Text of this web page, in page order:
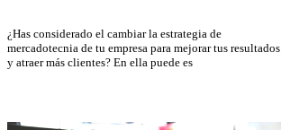
¿Has considerado el cambiar la estrategia de
mercadotecnia de tu empresa para mejorar tus resultados
y atraer más clientes? En ella puede es